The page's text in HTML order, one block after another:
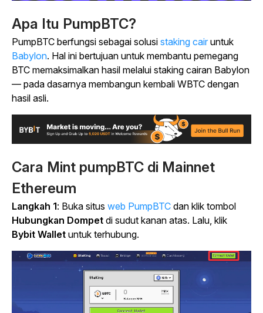
Apa Itu PumpBTC?
PumpBTC berfungsi sebagai solusi staking cair untuk
Babylon. Hal ini bertujuan untuk membantu pemegang
BTC memaksimalkan hasil melalui staking cairan Babylon
— pada dasarnya membangun kembali WBTC dengan
hasil asli.
Cara Mint pumpBTC di Mainnet
Ethereum
Langkah 1: Buka situs web PumpBTC dan klik tombol
Hubungkan Dompet di sudut kanan atas. Lalu, klik
Bybit Wallet untuk terhubung.